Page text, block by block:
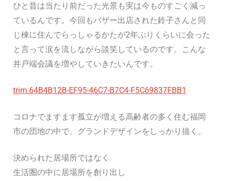
ひと昔は当たり前だった光景も実は今ものすごく減っ
ているんです。今回もバザー出店された鈴子さんと同
じ棟に住んでらっしゃるかたが2年ぶりくらいに会った
と言って涙を流しながら談笑しているのです。こんな
井戸端会議を増やしていきたいんです。
trim.64B4B12B-EF95-46C7-B7C4-F5C69837FBB1
コロナでますます孤立が増える高齢者の多く住む福岡
市の団地の中で、グランドデザインをしっかり描く。
決められた居場所ではなく
生活圏の中に居場所を創り出し